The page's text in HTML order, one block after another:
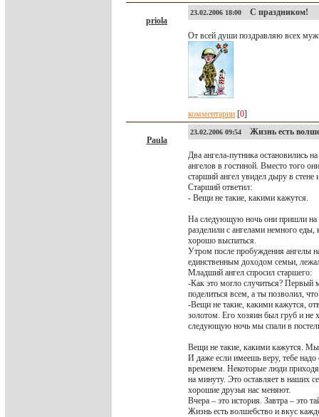
priola
23.02.2006 18:00 С праздником!
От всей души поздравляю всех
комментарии [0]
Paula
23.02.2006 09:54 Жизнь есть
Два ангела-путника остановились
ангелов в гостиной. Вместо того
старший ангел увидел дыру в стене
Старший ответил:
- Вещи не такие, какими кажутся.
На следующую ночь они пришли на
разделили с ангелами немного еды,
хорошо выспаться.
Утром после пробуждения ангелы
единственным доходом семьи,
Младший ангел спросил старшего:
-Как это могло случиться? Первый
поделиться всем, а ты позволил,
-Вещи не такие, какими кажутся,
золотом. Его хозяин был груб и не
следующую ночь мы спали в
Вещи не такие, какими кажутся. Мы
И даже если имеешь веру, тебе
временем. Некоторые люди
на минуту. Это оставляет в наших
хорошие друзья нас меняют.
Вчера – это история. Завтра – это
Жизнь есть волшебство и вкус